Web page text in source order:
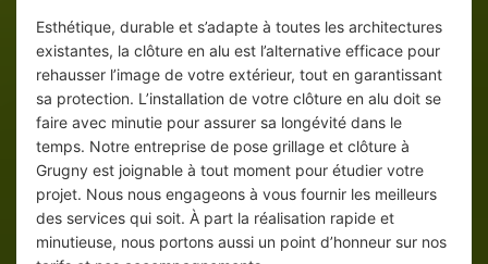
Esthétique, durable et s’adapte à toutes les architectures
existantes, la clôture en alu est l’alternative efficace pour
rehausser l’image de votre extérieur, tout en garantissant
sa protection. L’installation de votre clôture en alu doit se
faire avec minutie pour assurer sa longévité dans le
temps. Notre entreprise de pose grillage et clôture à
Grugny est joignable à tout moment pour étudier votre
projet. Nous nous engageons à vous fournir les meilleurs
des services qui soit. À part la réalisation rapide et
minutieuse, nous portons aussi un point d’honneur sur nos